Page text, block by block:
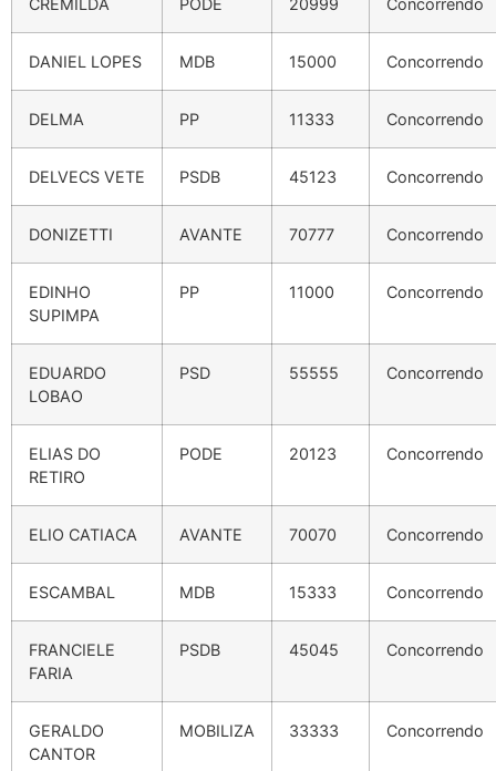
DANIEL LOPES MDB 15000 Concorrendo
DELMA PP 11333 Concorrendo
DELVECS VETE PSDB 45123 Concorrendo
DONIZETTI AVANTE 70777 Concorrendo
EDINHO
SUPIMPA
PP 11000 Concorrendo
EDUARDO
LOBAO
PSD 55555 Concorrendo
ELIAS DO
RETIRO
PODE 20123 Concorrendo
ELIO CATIACA AVANTE 70070 Concorrendo
ESCAMBAL MDB 15333 Concorrendo
FRANCIELE
FARIA
PSDB 45045 Concorrendo
GERALDO
CANTOR
MOBILIZA 33333 Concorrendo